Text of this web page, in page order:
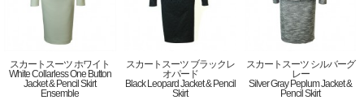
スカートスーツ ホワイト
White Collarless One Button
Jacket & Pencil Skirt
Ensemble
スカートスーツ ブラックレ
オパード
Black Leopard Jacket & Pencil
Skirt
スカートスーツ シルバーグ
レー
Silver Gray Peplum Jacket &
Pencil Skirt